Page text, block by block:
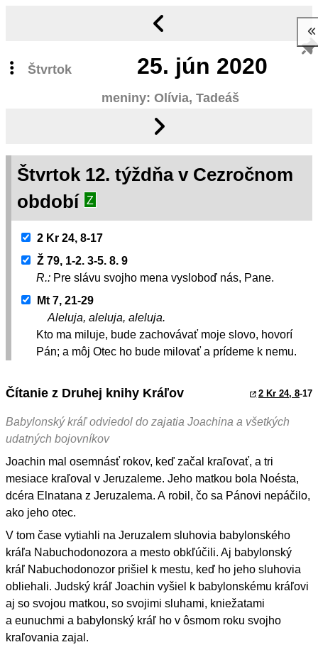
Štvrtok 25. jún 2020
meniny: Olívia, Tadeáš
Štvrtok 12. týždňa v Cezročnom
období
Z
2 Kr 24, 8-17
Ž 79, 1-2. 3-5. 8. 9
R.: Pre slávu svojho mena vysloboď nás, Pane.
Mt 7, 21-29
Aleluja, aleluja, aleluja.
Kto ma miluje, bude zachovávať moje slovo, hovorí
Pán; a môj Otec ho bude milovať a prídeme k nemu.
Čítanie z Druhej knihy Kráľov 2 Kr 24, 8-17
Babylonský kráľ odviedol do zajatia Joachina a všetkých
udatných bojovníkov
Joachin mal osemnásť rokov, keď začal kraľovať, a tri
mesiace kraľoval v Jeruzaleme. Jeho matkou bola Noésta,
dcéra Elnatana z Jeruzalema. A robil, čo sa Pánovi nepáčilo,
ako jeho otec.
V tom čase vytiahli na Jeruzalem sluhovia babylonského
kráľa Nabuchodonozora a mesto obkľúčili. Aj babylonský
kráľ Nabuchodonozor prišiel k mestu, keď ho jeho sluhovia
obliehali. Judský kráľ Joachin vyšiel k babylonskému kráľovi
aj so svojou matkou, so svojimi sluhami, kniežatami
a eunuchmi a babylonský kráľ ho v ôsmom roku svojho
kraľovania zajal.